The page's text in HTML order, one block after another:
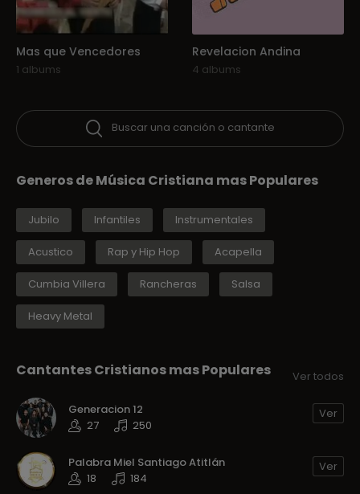
Mas que Vencedores
1 albums
Revelacion Andina
4 albums
Buscar una canción o cantante
Generos de Música Cristiana mas Populares
Jubilo Infantiles Instrumentales
Acustico Rap y Hip Hop Acapella
Cumbia Villera Rancheras Salsa
Heavy Metal
Cantantes Cristianos mas Populares Ver todos
Generacion 12
27
250
Ver
Palabra Miel Santiago Atitlán
18
184
Ver